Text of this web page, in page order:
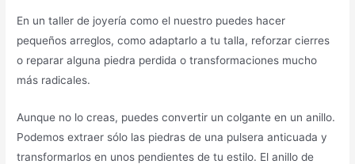
En un taller de joyería como el nuestro puedes hacer
pequeños arreglos, como adaptarlo a tu talla, reforzar cierres
o reparar alguna piedra perdida o transformaciones mucho
más radicales.
Aunque no lo creas, puedes convertir un colgante en un anillo.
Podemos extraer sólo las piedras de una pulsera anticuada y
transformarlos en unos pendientes de tu estilo. El anillo de